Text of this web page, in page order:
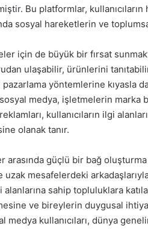
Bu platformlar,
sosyal hareketlerin ve
için de büyük bir fırsat
ulaşabilir, ürünlerini
yöntemlerine kıyasla
medya, işletmelerin marka
kullanıcıların ilgi
olanak tanır.
arasında güçlü bir bağ
uzak mesafelerdeki
alanlarına sahip topluluklara
ve bireylerin duygusal
medya kullanıcıları, dünya